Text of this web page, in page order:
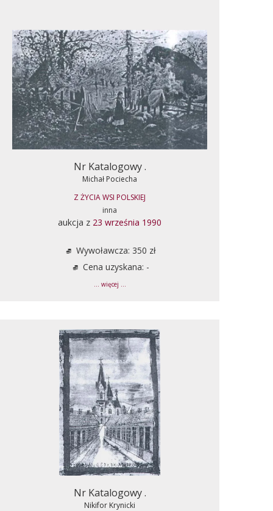
Nr Katalogowy .
Michał Pociecha
Z ŻYCIA WSI POLSKIEJ
inna
aukcja z 23 września 1990
Wywoławcza: 350 zł
Cena uzyskana: -
... więcej ...
Nr Katalogowy .
Nikifor Krynicki